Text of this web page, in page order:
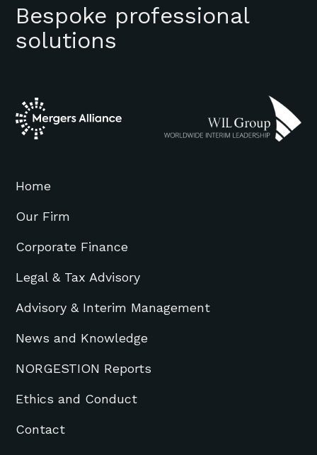
Bespoke professional
solutions
Home
Our Firm
Corporate Finance
Legal & Tax Advisory
Advisory & Interim Management
News and Knowledge
NORGESTION Reports
Ethics and Conduct
Contact